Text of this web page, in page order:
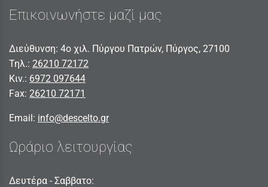
Επικοινωνήστε μαζί μας
Διεύθυνση: 4ο χιλ. Πύργου Πατρών, Πύργος, 27100
Τηλ.: 26210 72172
Κιν.: 6972 097644
Fax: 26210 72171
Email: info@descelto.gr
Ωράριο λειτουργίας
Δευτέρα - Σαββατο: